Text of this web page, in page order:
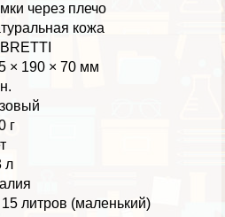
через плечо
кожа
× 190 × 70 мм
г
л
литров (маленький)